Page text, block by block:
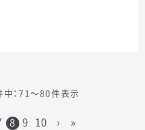
：71〜80件表示
8 9 10 › »